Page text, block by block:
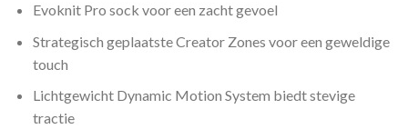
Evoknit Pro sock voor een zacht gevoel
Strategisch geplaatste Creator Zones voor een geweldige
touch
Lichtgewicht Dynamic Motion System biedt stevige
tractie